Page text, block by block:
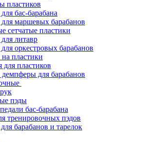
пластиков
бас-барабана
маршевых барабанов
сетчатые пластики
литавр
оркестровых барабанов
пластики
для пластиков
для барабанов
пэды
бас-барабана
тренировочных пэдов
барабанов и тарелок